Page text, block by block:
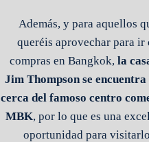
Además, y para aquellos
queréis aprovechar para ir
compras en Bangkok, la
Jim Thompson se
cerca del famoso centro
MBK, por lo que es una
oportunidad para